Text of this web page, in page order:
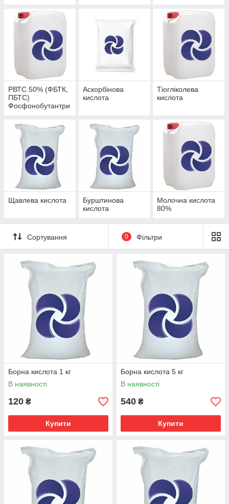
РВТС 50% (ФБТК,
ПБТС)
Фосфонобутантри
Аскорбінова
кислота
Тіогліколева
кислота
Щавлева кислота
Бурштинова
кислота
Молочна кислота
80%
Сортування 0 Фільтри
Борна кислота 1 кг
В наявності
120 ₴
Купити
Борна кислота 5 кг
В наявності
540 ₴
Купити